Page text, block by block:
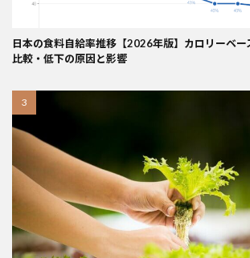
日本の食料自給率推移【2026年版】カロリーベ
比較・低下の原因と影響